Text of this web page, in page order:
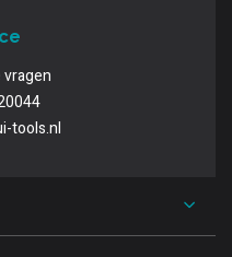
tools.nl